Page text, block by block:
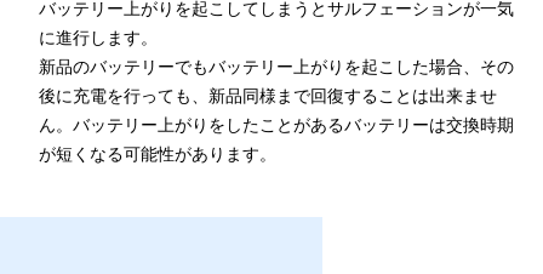
バッテリー上がりを起こしてしまうとサルフェーションが一気
に進行します。
新品のバッテリーでもバッテリー上がりを起こした場合、その
後に充電を行っても、新品同様まで回復することは出来ませ
ん。バッテリー上がりをしたことがあるバッテリーは交換時期
が短くなる可能性があります。